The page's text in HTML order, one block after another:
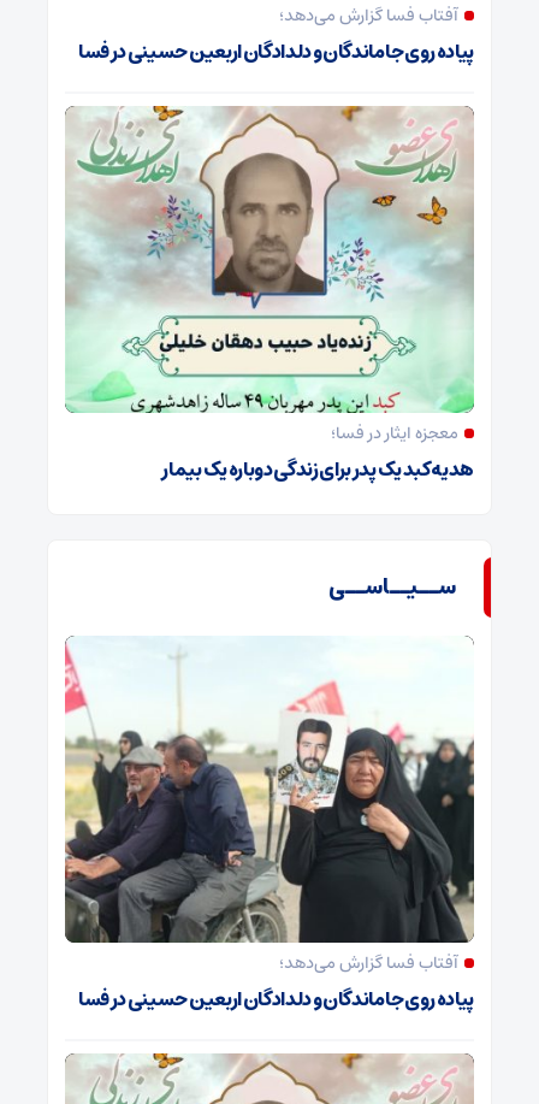
آفتاب فسا گزارش می‌دهد؛
پیاده روی جاماندگان و دلدادگان اربعین حسینی در فسا
معجزه ایثار در فسا؛
هدیه کبد یک پدر برای زندگی دوباره یک بیمار
ســیــاســی
آفتاب فسا گزارش می‌دهد؛
پیاده روی جاماندگان و دلدادگان اربعین حسینی در فسا